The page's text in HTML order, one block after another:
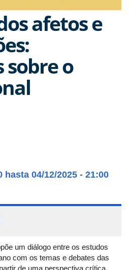
afetos e
sobre o
hasta 04/12/2025 - 21:00
um diálogo entre os estudos
com os temas e debates das
de uma perspectiva crítica,